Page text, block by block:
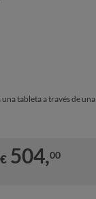
tableta a través de una
€ 504,00